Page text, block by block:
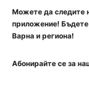
Можете да следите
приложение!
Варна и региона!
Абонирайте се за